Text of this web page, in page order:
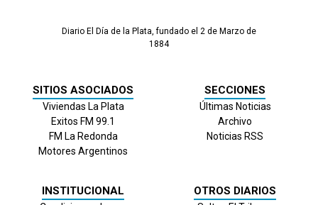
Diario El Día de la Plata, fundado el 2 de Marzo de
1884
SITIOS ASOCIADOS
Viviendas La Plata
Exitos FM 99.1
FM La Redonda
Motores Argentinos
SECCIONES
Últimas Noticias
Archivo
Noticias RSS
INSTITUCIONAL OTROS DIARIOS